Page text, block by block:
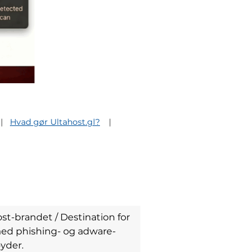
Hvad gør Ultahost.gl?
brandet / Destination for
phishing- og adware-